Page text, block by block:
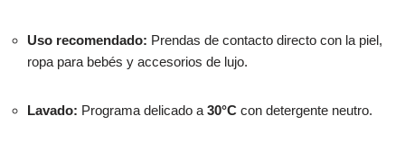
Uso recomendado: Prendas de contacto directo con la piel,
ropa para bebés y accesorios de lujo.
Lavado: Programa delicado a 30°C con detergente neutro.